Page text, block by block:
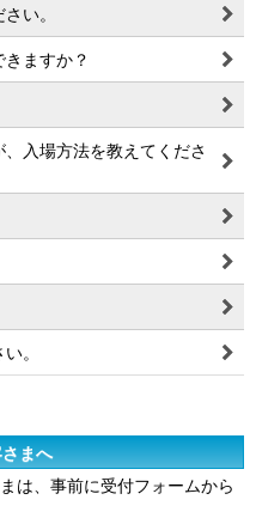
い。
ますか？
入場方法を教えてくださ
。
まへ
は、事前に受付フォームから